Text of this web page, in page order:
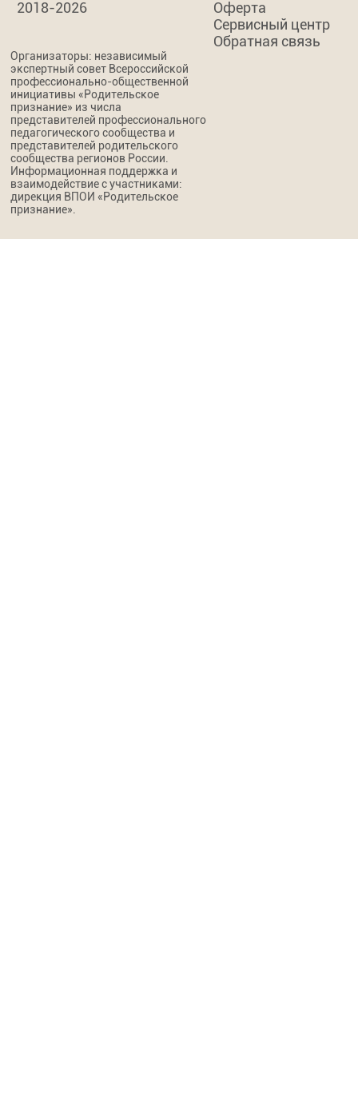
2018-2026
Оферта
Сервисный центр
Обратная связь
Организаторы: независимый
экспертный совет Всероссийской
профессионально-общественной
инициативы «Родительское
признание» из числа
представителей профессионального
педагогического сообщества и
представителей родительского
сообщества регионов России.
Информационная поддержка и
взаимодействие с участниками:
дирекция ВПОИ «Родительское
признание».